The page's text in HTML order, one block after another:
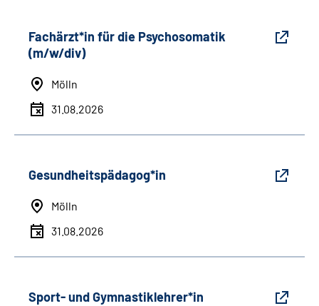
Fachärzt*in für die Psychosomatik
(m/w/div)
Mölln
31.08.2026
Gesundheitspädagog*in
Mölln
31.08.2026
Sport- und Gymnastiklehrer*in